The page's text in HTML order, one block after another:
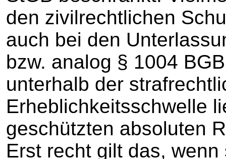
den zivilrechtlichen
auch bei den
bzw. analog § 1004
unterhalb der
Erheblichkeitsschwelle
geschützten absoluten
Erst recht gilt das,